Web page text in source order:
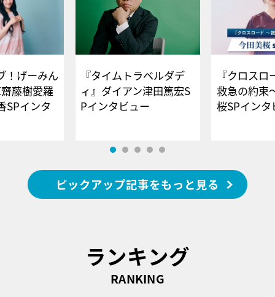
！げーみん
藤樹愛羅
SPインタ
『タイムトラベルダデ
ィ』ダイアン津田篤宏S
Pインタビュー
『クロス
救急の約束
桜SPイ
ピックアップ記事をもっと見る
ランキング
RANKING